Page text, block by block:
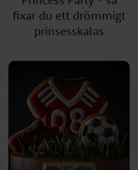
fixar du ett drömmigt
prinsesskalas